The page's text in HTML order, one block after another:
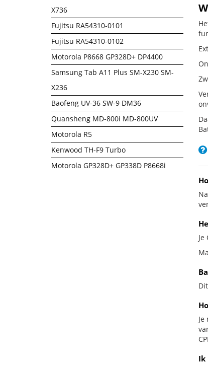
X736
Fujitsu RA54310-0101
Fujitsu RA54310-0102
Motorola P8668 GP328D+ DP4400
Samsung Tab A11 Plus SM-X230 SM-
X236
Baofeng UV-36 SW-9 DM36
Quansheng MD-800i MD-800UV
Motorola R5
Kenwood TH-F9 Turbo
Motorola GP328D+ GP338D P8668i
Ik